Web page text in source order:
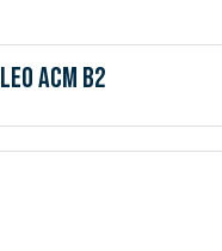
Leo ACM B2